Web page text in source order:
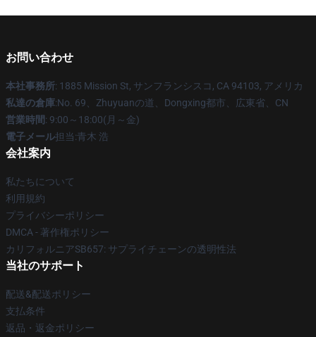
お問い合わせ
本社事務所: 1885 Mission St, サンフランシスコ, CA 94103, アメリカ
私達の倉庫:No. 69、Zhuyuanの道、Dongxing都市、広東省、CN
営業時間: 9:00～18:00(月～金)
電子メール担当:青木 浩
会社案内
私たちについて
利用規約
プライバシーポリシー
DMCA - 著作権ポリシー
カリフォルニアSB657: サプライチェーンの透明性法
当社のサポート
配送&配送ポリシー
支払条件
返品・返金ポリシー